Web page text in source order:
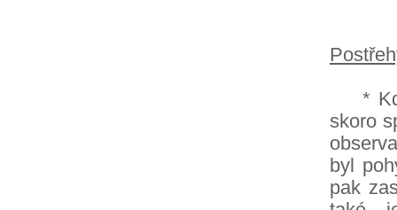
*
skoro
byl
pak